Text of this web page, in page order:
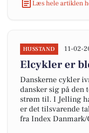
Læs hele artiklen
HUSSTAND 11-02-
Elcykler er
Danskerne cykler
dansker sig på den
strøm til. I Jelling
er det tilsvarende
fra Index Danmark/